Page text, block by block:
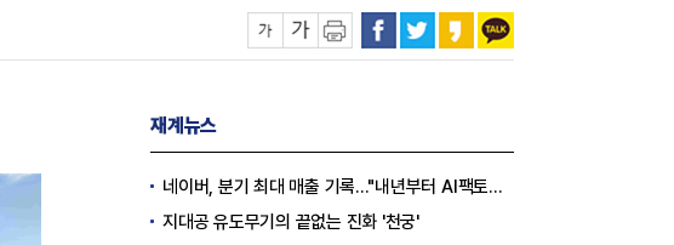
재계뉴스
네이버, 분기 최대 매출 기록..."내년부터 AI팩토리 수익 날 것"
지대공 유도무기의 끝없는 진화 '천궁'